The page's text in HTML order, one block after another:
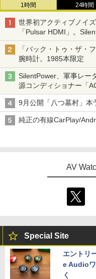
1時間 24時間
世界初アクティブノイ
「Pulsar HDMI」。
「バック・トゥ・ザ・
腕時計。1985本限定
SilentPower、軍事レー
源コンディショナー「
9月公開「八つ墓村」本
純正の有線CarPlay/
AV
Special Site
エントリ
e Audio
く